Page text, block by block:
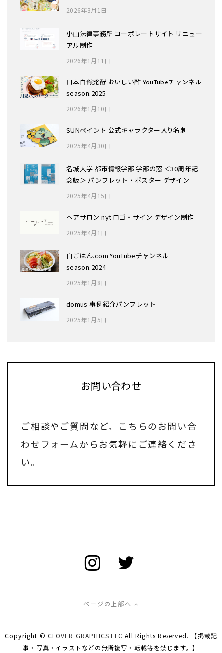
2026年3月1日
小山法律事務所 コーポレートサイト リニュー
アル制作
2026年1月11日
日本自然発酵 おいしい酢 YouTubeチャンネル
season.2025
2026年1月10日
SUNペイント 公式キャラクター入り名刺
2025年4月30日
名城大学 都市情報学部 学部の窓 ＜30周年記
念版＞ パンフレット・ポスター デザイン
2025年4月15日
ヘアサロン nyt ロゴ・サイン デザイン制作
2025年4月1日
白ごはん.com YouTubeチャンネル
season.2024
2025年1月8日
domus 事例紹介パンフレット
2025年1月5日
お問い合わせ
ご相談やご質問など、
こちらのお問い合
わせフォームからお気軽にご連絡くださ
い。
ページの上部へ
Copyright ©CLOVER GRAPHICS LLC All Rights Reserved. 【掲載記
事・写真・イラストなどの無断複写・転載等を禁じます。】